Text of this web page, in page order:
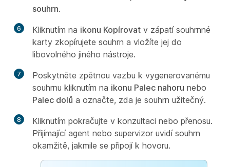
souhrn.
6 Kliknutím na ikonu Kopírovat v zápatí souhrnné
karty zkopírujete souhrn a vložíte jej do
libovolného jiného nástroje.
7
Poskytněte zpětnou vazbu k vygenerovanému
souhrnu kliknutím na ikonu Palec nahoru nebo
Palec dolů a označte, zda je souhrn užitečný.
8
Kliknutím pokračujte v konzultaci nebo přenosu.
Přijímající agent nebo supervizor uvidí souhrn
okamžitě, jakmile se připojí k hovoru.